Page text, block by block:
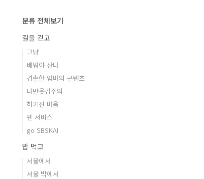
분류 전체보기
길을 걷고
그냥
배워야 산다
겸손한 엄마의 콘텐츠
나만웃김주의
허기진 마음
펜 서비스
go SBSKAI
밥 먹고
서울에서
서울 밖에서